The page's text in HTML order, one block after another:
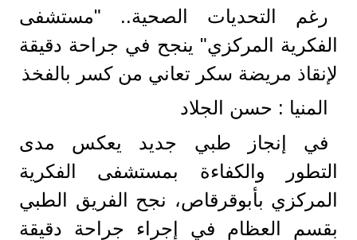
رغم التحديات الصحية.. "مستشفى
الفكرية المركزي" ينجح في جراحة دقيقة
لإنقاذ مريضة سكر تعاني من كسر بالفخذ
المنيا : حسن الجلاد
في إنجاز طبي جديد يعكس مدى
التطور والكفاءة بمستشفى الفكرية
المركزي بأبوقرقاص، نجح الفريق الطبي
بقسم العظام في إجراء جراحة دقيقة